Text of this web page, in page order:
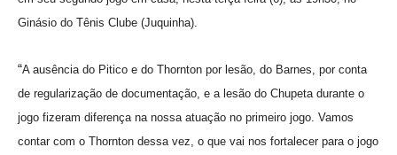
Ginásio do Tênis Clube (Juquinha).
“A ausência do Pitico e do Thornton por lesão, do Barnes, por conta
de regularização de documentação, e a lesão do Chupeta durante o
jogo fizeram diferença na nossa atuação no primeiro jogo. Vamos
contar com o Thornton dessa vez, o que vai nos fortalecer para o jogo